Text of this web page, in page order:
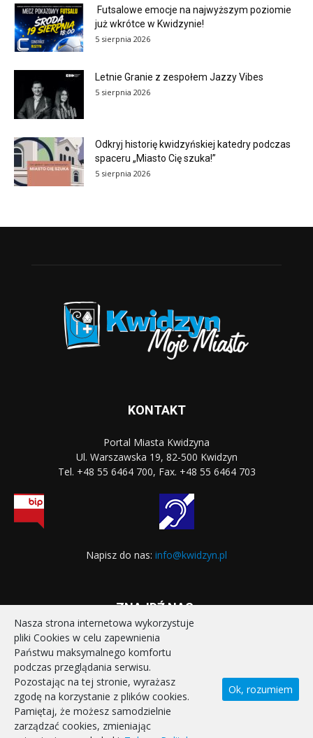
Futsalowe emocje na najwyższym poziomie
już wkrótce w Kwidzynie!
5 sierpnia 2026
Letnie Granie z zespołem Jazzy Vibes
5 sierpnia 2026
Odkryj historię kwidzyńskiej katedry podczas
spaceru „Miasto Cię szuka!”
5 sierpnia 2026
KONTAKT
Portal Miasta Kwidzyna
Ul. Warszawska 19, 82-500 Kwidzyn
Tel. +48 55 6464 700, Fax. +48 55 6464 703
Napisz do nas: info@kwidzyn.pl
ZNAJDŹ NAS:
STRONA GŁÓWNA
REALIZOWANE PROJEKTY
POLITYKA PRYWATNOŚCI
DEKLARACJA DOSTĘPNOŚCI
KONTAKT
Nasza strona internetowa wykorzystuje
pliki Cookies w celu zapewnienia
Państwu maksymalnego komfortu
podczas przeglądania serwisu.
Pozostając na tej stronie, wyrażasz
zgodę na korzystanie z plików cookies.
Pamiętaj, że możesz samodzielnie
zarządzać cookies, zmieniając
Ok, rozumiem